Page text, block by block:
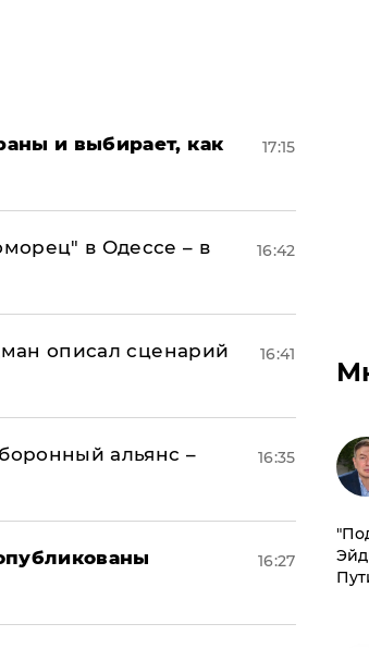
и выбирает, как
17:15
в Одессе – в
16:42
описал сценарий
16:41
альянс –
16:35
16:27